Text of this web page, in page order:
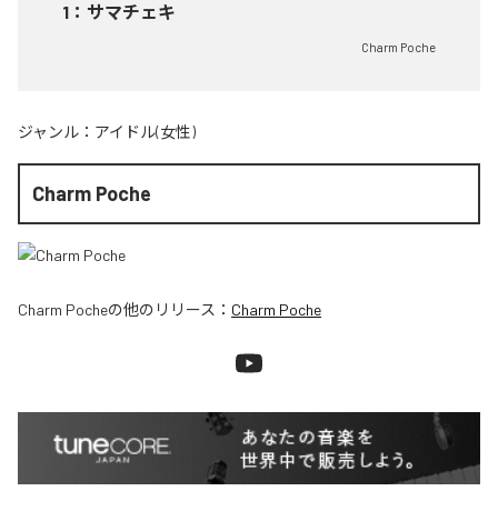
1 ： サマチェキ
Charm Poche
ジャンル： アイドル(女性)
Charm Poche
Charm Pocheの他のリリース： Charm Poche